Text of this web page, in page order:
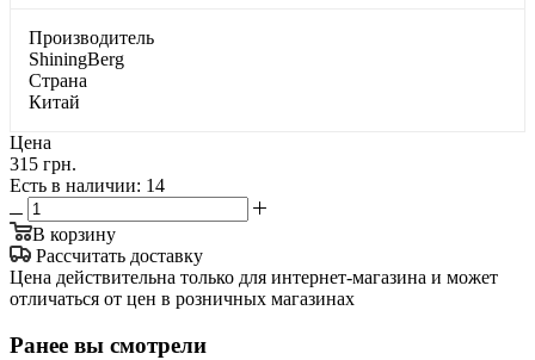
Производитель
ShiningBerg
Страна
Китай
Цена
315 грн.
Есть в наличии: 14
В корзину
Рассчитать доставку
Цена действительна только для интернет-магазина и может
отличаться от цен в розничных магазинах
Ранее вы смотрели